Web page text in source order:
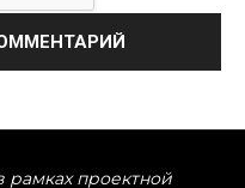
рамках проектной